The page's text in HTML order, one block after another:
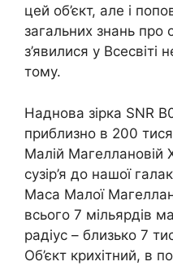
цей об’єкт, але і
загальних знань про
з’явилися у Всесвіті
тому.
Наднова зірка SNR
приблизно в 200
Малій Магеллановій
сузір’я до нашої
Маса Малої
всього 7 мільярдів
радіус – близько 7
Об’єкт крихітний, в